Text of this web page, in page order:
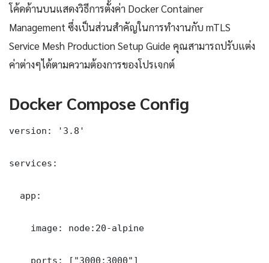
โค้ดด้านบนแสดงวิธีการตั้งค่า Docker Container
Management ซึ่งเป็นส่วนสำคัญในการทำงานกับ mTLS
Service Mesh Production Setup Guide คุณสามารถปรับแต่ง
ค่าต่างๆได้ตามความต้องการของโปรเจกต์
Docker Compose Config
version: '3.8'
services:
  app:
    image: node:20-alpine
    ports: ["3000:3000"]